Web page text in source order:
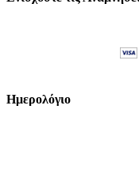
Ημερολόγιο